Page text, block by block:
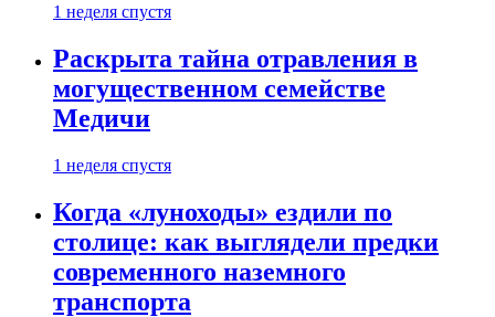
1 неделя спустя
Раскрыта тайна отравления в
могущественном семействе
Медичи
1 неделя спустя
Когда «луноходы» ездили по
столице: как выглядели предки
современного наземного
транспорта